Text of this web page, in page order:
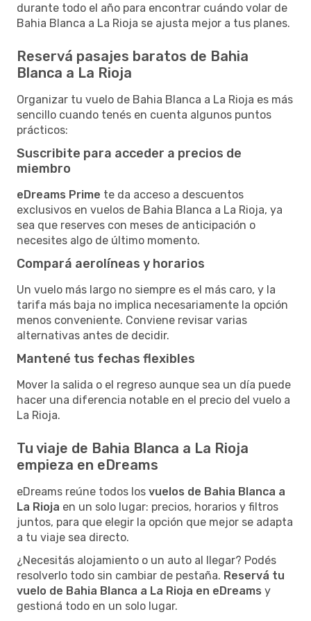
durante todo el año para encontrar cuándo volar de
Bahia Blanca a La Rioja se ajusta mejor a tus planes.
Reservá pasajes baratos de Bahia
Blanca a La Rioja
Organizar tu vuelo de Bahia Blanca a La Rioja es más
sencillo cuando tenés en cuenta algunos puntos
prácticos:
Suscribite para acceder a precios de
miembro
eDreams Prime te da acceso a descuentos
exclusivos en vuelos de Bahia Blanca a La Rioja, ya
sea que reserves con meses de anticipación o
necesites algo de último momento.
Compará aerolíneas y horarios
Un vuelo más largo no siempre es el más caro, y la
tarifa más baja no implica necesariamente la opción
menos conveniente. Conviene revisar varias
alternativas antes de decidir.
Mantené tus fechas flexibles
Mover la salida o el regreso aunque sea un día puede
hacer una diferencia notable en el precio del vuelo a
La Rioja.
Tu viaje de Bahia Blanca a La Rioja
empieza en eDreams
eDreams reúne todos los vuelos de Bahia Blanca a
La Rioja en un solo lugar: precios, horarios y filtros
juntos, para que elegir la opción que mejor se adapta
a tu viaje sea directo.
¿Necesitás alojamiento o un auto al llegar? Podés
resolverlo todo sin cambiar de pestaña. Reservá tu
vuelo de Bahia Blanca a La Rioja en eDreams y
gestioná todo en un solo lugar.